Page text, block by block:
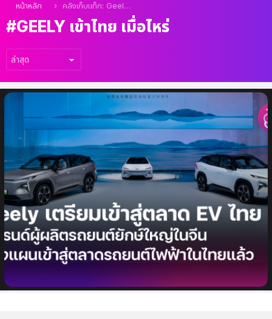
คุณอยู่ที่นี่:
หน้าหลัก คลังเก็บแท็ก: Geely เข้าไทย เมื่อไหร่
GEELY เข้าไทย เมื่อไหร่
เรื่อง
ล่าสุด
Geely ผู้ผลิตรถยนต์รายใหญ่ในจีน เตรียม
เจรจาเข้าสู่ตลาดรถยนต์ EV ในไทย [รายงานจาก
Reuters]